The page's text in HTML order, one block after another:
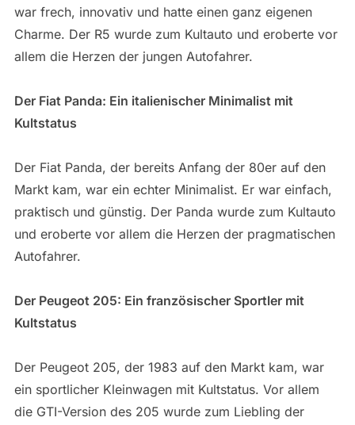
war frech, innovativ und hatte einen ganz eigenen
Charme. Der R5 wurde zum Kultauto und eroberte vor
allem die Herzen der jungen Autofahrer.
Der Fiat Panda: Ein italienischer Minimalist mit
Kultstatus
Der Fiat Panda, der bereits Anfang der 80er auf den
Markt kam, war ein echter Minimalist. Er war einfach,
praktisch und günstig. Der Panda wurde zum Kultauto
und eroberte vor allem die Herzen der pragmatischen
Autofahrer.
Der Peugeot 205: Ein französischer Sportler mit
Kultstatus
Der Peugeot 205, der 1983 auf den Markt kam, war
ein sportlicher Kleinwagen mit Kultstatus. Vor allem
die GTI-Version des 205 wurde zum Liebling der